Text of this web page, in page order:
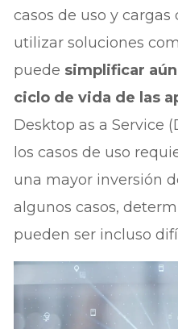
casos de uso y cargas
utilizar soluciones
puede simplificar
ciclo de vida de las
Desktop as a Service
los casos de uso
una mayor inversión
algunos casos,
pueden ser incluso